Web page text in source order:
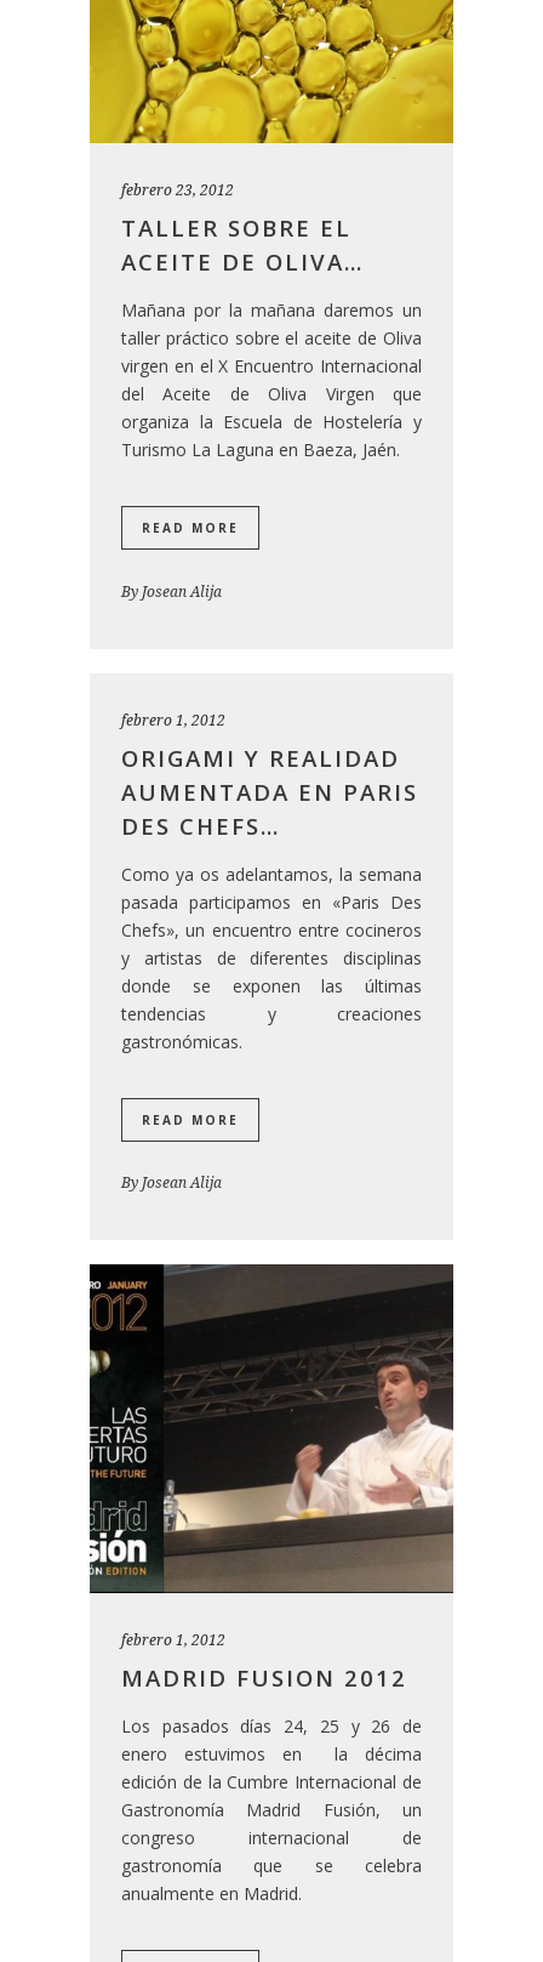
febrero 23, 2012
TALLER SOBRE EL
ACEITE DE OLIVA…
Mañana por la mañana daremos un
taller práctico sobre el aceite de Oliva
virgen en el X Encuentro Internacional
del Aceite de Oliva Virgen que
organiza la Escuela de Hostelería y
Turismo La Laguna en Baeza, Jaén.
READ MORE
By Josean Alija
febrero 1, 2012
ORIGAMI Y REALIDAD
AUMENTADA EN PARIS
DES CHEFS…
Como ya os adelantamos, la semana
pasada participamos en «Paris Des
Chefs», un encuentro entre cocineros
y artistas de diferentes disciplinas
donde se exponen las últimas
tendencias y creaciones
gastronómicas.
READ MORE
By Josean Alija
febrero 1, 2012
MADRID FUSION 2012
Los pasados días 24, 25 y 26 de
enero estuvimos en la décima
edición de la Cumbre Internacional de
Gastronomía Madrid Fusión, un
congreso internacional de
gastronomía que se celebra
anualmente en Madrid.